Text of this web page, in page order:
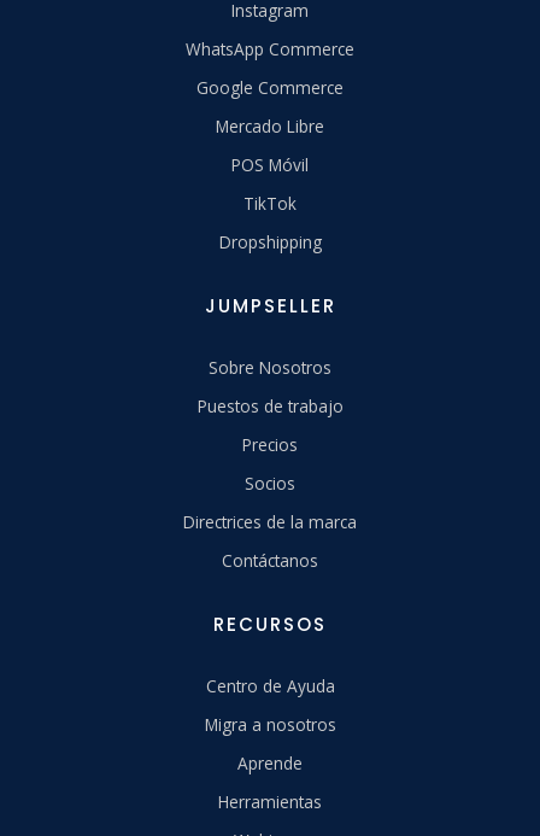
Instagram
WhatsApp Commerce
Google Commerce
Mercado Libre
POS Móvil
TikTok
Dropshipping
JUMPSELLER
Sobre Nosotros
Puestos de trabajo
Precios
Socios
Directrices de la marca
Contáctanos
RECURSOS
Centro de Ayuda
Migra a nosotros
Aprende
Herramientas